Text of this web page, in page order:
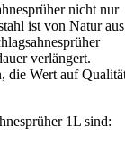
nicht nur
ist von Natur aus
verlängert.
die Wert auf
1L sind: